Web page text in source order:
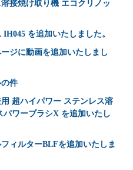
接焼け取り機 エコクリノッ
を追加いたしました。
ジに動画を追加いたしまし
件
超ハイパワー ステンレス溶
ワーブラシX を追加いたし
ィルターBLFを追加いたしま